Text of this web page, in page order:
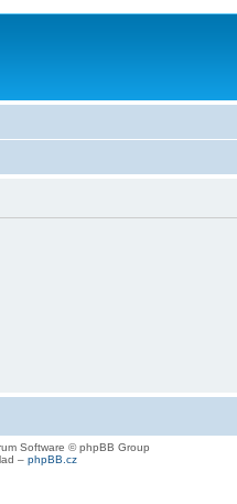
Software © phpBB Group
– phpBB.cz